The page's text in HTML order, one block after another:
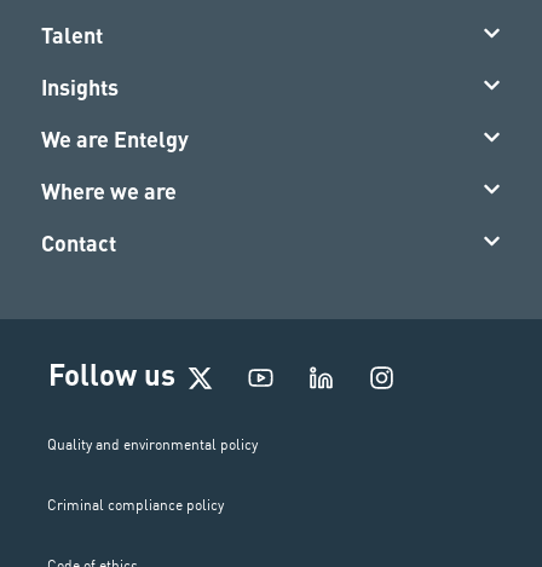
Talent
Insights
We are Entelgy
Where we are
Contact
Follow us
I
n
Quality and environmental policy
Criminal compliance policy